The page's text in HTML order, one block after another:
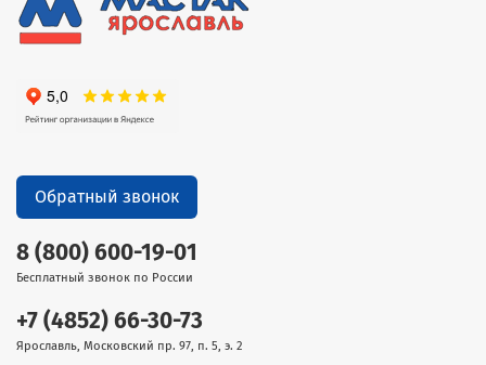
8 (800) 600-19-01
Бесплатный звонок по России
+7 (4852) 66-30-73
Ярославль, Московский пр. 97, п. 5, э. 2
Обратный звонок